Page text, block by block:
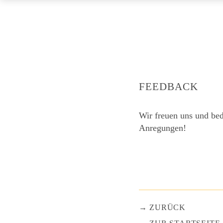
FEEDBACK
Wir freuen uns und
Anregungen!
ZURÜCK